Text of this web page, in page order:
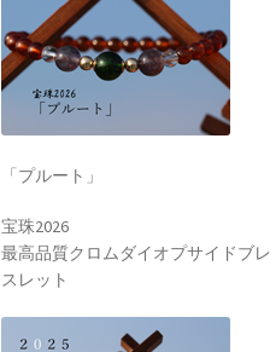
「プルート」
宝珠2026
最高品質クロムダイオプサイドブレ
スレット